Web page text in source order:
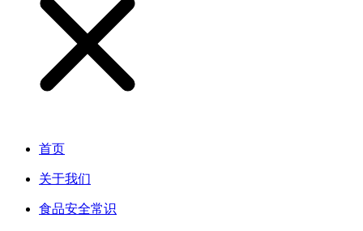
首页
关于我们
食品安全常识